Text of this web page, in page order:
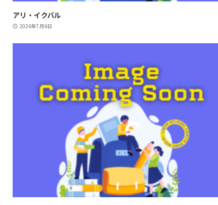
アリ・イクバル
2026年7月6日